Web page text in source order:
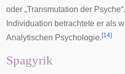
oder „Transmutation der
Individuation betrachtete er als
Analytischen Psychologie. [14]
Spagyrik